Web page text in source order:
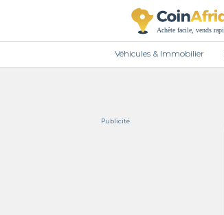
Véhicules & Immobilier
Publicité